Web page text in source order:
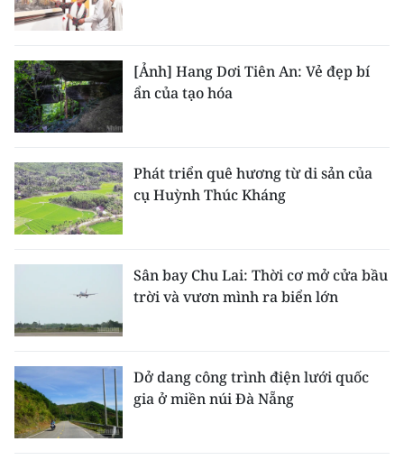
MÔI TRƯỜNG
BẠN ĐỌC
KIỂM CHỨNG THÔNG TIN
54 DÂN TỘC VIỆT NAM
CHƯƠNG TRÌNH OCOP - MỖI XÃ
MỘT SẢN PHẨM
RADIO
MEDIA CENTER
E-Magazine
Video
[Ảnh] Hang Dơi Tiên An: Vẻ đẹp bí
ẩn của tạo hóa
Phát triển quê hương từ di sản của
cụ Huỳnh Thúc Kháng
Sân bay Chu Lai: Thời cơ mở cửa bầu
trời và vươn mình ra biển lớn
Dở dang công trình điện lưới quốc
gia ở miền núi Đà Nẵng